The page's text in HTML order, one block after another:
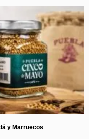
y Marruecos